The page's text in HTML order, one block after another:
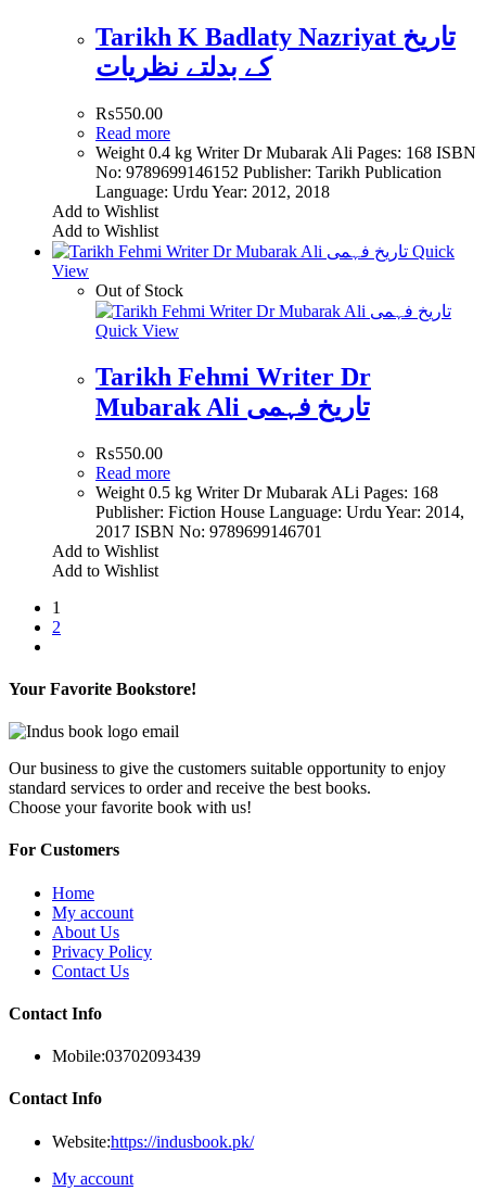
Tarikh K Badlaty Nazriyat تاریخ
کے بدلتے نظریات
₨550.00
Read more
Weight 0.4 kg Writer Dr Mubarak Ali Pages: 168 ISBN
No: 9789699146152 Publisher: Tarikh Publication
Language: Urdu Year: 2012, 2018
Add to Wishlist
Add to Wishlist
Quick
View
Out of Stock
Quick View
Tarikh Fehmi Writer Dr
Mubarak Ali تاریخ فہمی
₨550.00
Read more
Weight 0.5 kg Writer Dr Mubarak ALi Pages: 168
Publisher: Fiction House Language: Urdu Year: 2014,
2017 ISBN No: 9789699146701
Add to Wishlist
Add to Wishlist
1
2
Your Favorite Bookstore!
Our business to give the customers suitable opportunity to enjoy
standard services to order and receive the best books.
Choose your favorite book with us!
For Customers
Home
My account
About Us
Privacy Policy
Contact Us
Contact Info
Mobile:03702093439
Contact Info
Website:https://indusbook.pk/
My account